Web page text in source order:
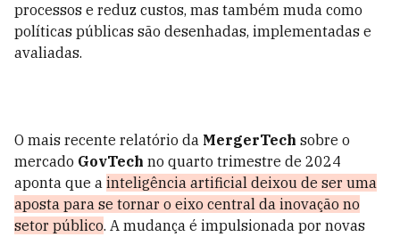
processos e reduz custos, mas também muda como
políticas públicas são desenhadas, implementadas e
avaliadas.
O mais recente relatório da MergerTech sobre o
mercado GovTech no quarto trimestre de 2024
aponta que a inteligência artificial deixou de ser uma
aposta para se tornar o eixo central da inovação no
setor público. A mudança é impulsionada por novas